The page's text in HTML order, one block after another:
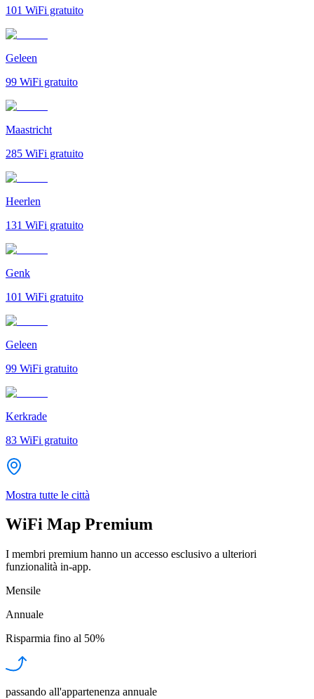
101 WiFi gratuito
Geleen
99 WiFi gratuito
Maastricht
285 WiFi gratuito
Heerlen
131 WiFi gratuito
Genk
101 WiFi gratuito
Geleen
99 WiFi gratuito
Kerkrade
83 WiFi gratuito
Mostra tutte le città
WiFi Map Premium
I membri premium hanno un accesso esclusivo a ulteriori
funzionalità in-app.
Mensile
Annuale
Risparmia fino al 50%
passando all'appartenenza annuale